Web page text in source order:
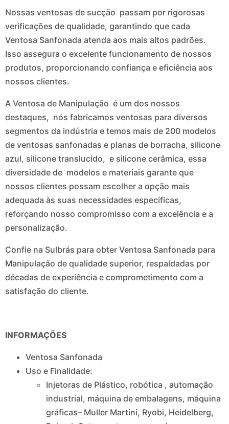
Nossas ventosas de sucção passam por rigorosas
verificações de qualidade, garantindo que cada
Ventosa Sanfonada atenda aos mais altos padrões.
Isso assegura o excelente funcionamento de nossos
produtos, proporcionando confiança e eficiência aos
nossos clientes.
A Ventosa de Manipulação é um dos nossos
destaques, nós fabricamos ventosas para diversos
segmentos da indústria e temos mais de 200 modelos
de ventosas sanfonadas e planas de borracha, silicone
azul, silicone translucido, e silicone cerâmica, essa
diversidade de modelos e materiais garante que
nossos clientes possam escolher a opção mais
adequada às suas necessidades específicas,
reforçando nosso compromisso com a excelência e a
personalização.
Confie na Sulbrás para obter Ventosa Sanfonada para
Manipulação de qualidade superior, respaldadas por
décadas de experiência e comprometimento com a
satisfação do cliente.
INFORMAÇÕES
Ventosa Sanfonada
Uso e Finalidade:
Injetoras de Plástico, robótica , automação
industrial, máquina de embalagens, máquina
gráficas– Muller Martini, Ryobi, Heidelberg,